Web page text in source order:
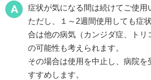
症状が気になる間は続けてご使用
ただし、
１～2週間使用しても症
合は他の病気（カンジダ症、トリ
の可能性も考えられます。
その場合は使用を中止し、病院を
すすめします。